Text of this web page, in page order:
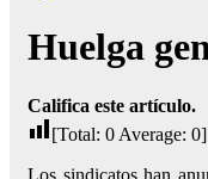
Huelga
Califica este artículo.
[Total: 0 Average: 0]
Los sindicatos han